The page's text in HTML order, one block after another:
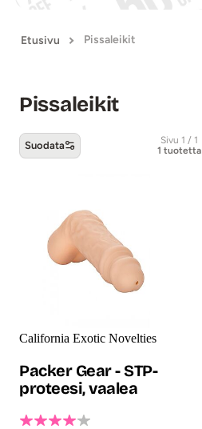
Etusivu Pissaleikit
Pissaleikit
Suodata
Sivu 1 / 1
1 tuotetta
California Exotic Novelties
Packer Gear - STP-
proteesi, vaalea